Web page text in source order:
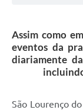
Assim como
eventos da
diariamente
São Lourenço